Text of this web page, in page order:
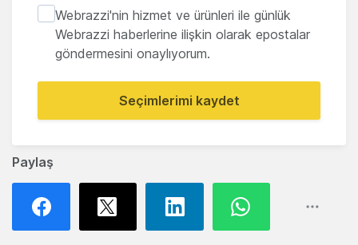
Paylaş
Webrazzi'nin hizmet ve ürünleri ile günlük
Webrazzi haberlerine ilişkin olarak epostalar
göndermesini onaylıyorum.
Seçimlerimi kaydet